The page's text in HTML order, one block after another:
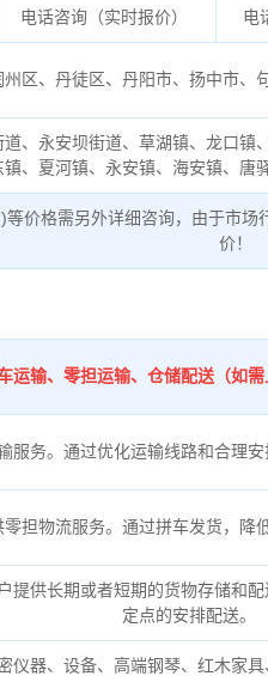
电话咨询（实时报价） 电
州区、丹徒区、丹阳市、扬中市、
、永安坝街道、草湖镇、龙口镇
、夏河镇、永安镇、海安镇、唐
价格需另外详细咨询，由于市
价！
运输、零担运输、仓储配送（如需
服务。通过优化运输线路和合理
担物流服务。通过拼车发货，降
供长期或者短期的货物存储和
定点的安排配送。
仪器、设备、高端钢琴、红木家